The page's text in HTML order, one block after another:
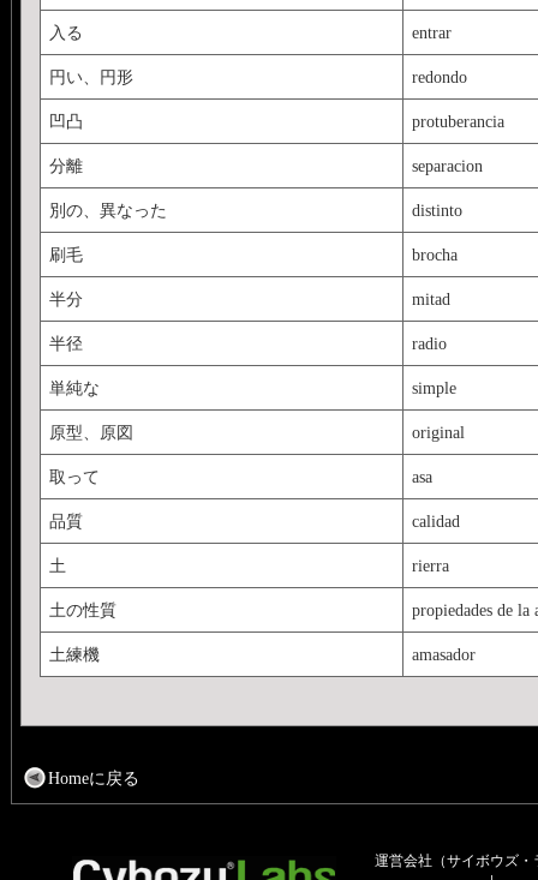
入る entrar
円い、円形 redondo
凹凸 protuberancia
分離 separacion
別の、異なった distinto
刷毛 brocha
半分 mitad
半径 radio
単純な simple
原型、原図 original
取って asa
品質 calidad
土 rierra
土の性質 propiedades de la
土練機 amasador
Homeに戻る
運営会社（サイボウズ・